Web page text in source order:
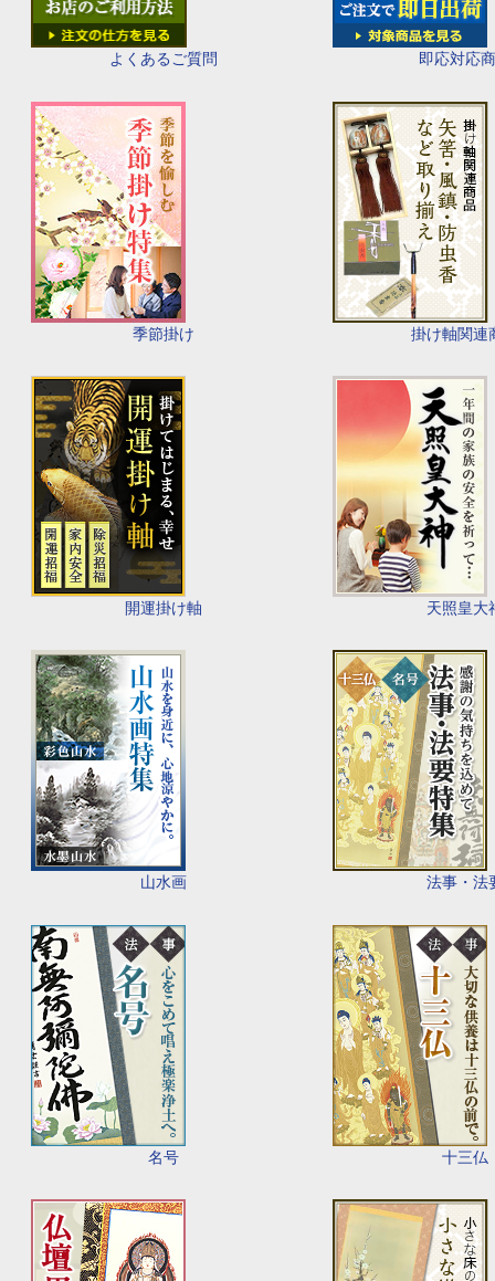
よくあるご質問 即応対応
季節掛け 掛け軸関連
開運掛け軸 天照皇大
山水画 法事・法
名号 十三仏